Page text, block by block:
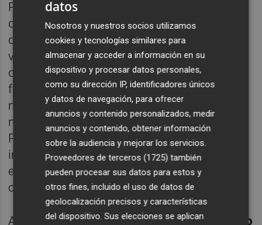
Por su parte, el presidente y consejero
delegado de Ford Iberia,Jesús Alonso
destacado que "por supuesto" que hay
voluntad de concurrir en el segundo Perte y
que Valencia es "el punto elegido" para
fabricar los modelos eléctricos de Ford, y la
multinacional está abierta a "lo que pueda
negociar el Gobierno con Bruselas".
Preguntado por una cifra concreta de
inversiones necesarias, ha respondido que
es pronto para precisar un montante
concreto.
A su vez, el presidente de la Generalitat,
Ximo
datos
Nosotros y nuestros socios utilizamos
cookies y tecnologías similares para
almacenar y acceder a información en su
dispositivo y procesar datos personales,
como su dirección IP, identificadores únicos
y datos de navegación, para ofrecer
anuncios y contenido personalizados, medir
anuncios y contenido, obtener información
sobre la audiencia y mejorar los servicios.
Proveedores de terceros (1725) también
pueden procesar sus datos para estos y
otros fines, incluido el uso de datos de
geolocalización precisos y características
del dispositivo. Sus elecciones se aplican